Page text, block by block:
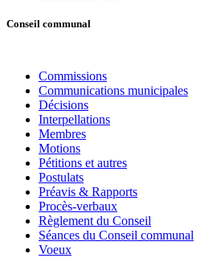
Conseil communal
Commissions
Communications municipales
Décisions
Interpellations
Membres
Motions
Pétitions et autres
Postulats
Préavis & Rapports
Procès-verbaux
Règlement du Conseil
Séances du Conseil communal
Voeux